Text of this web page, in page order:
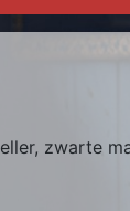
zwarte